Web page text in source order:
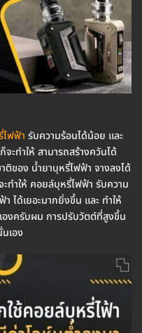
ฟฟ้า รับความร้อนได้น้อย และ
ะทำให้ สามารถสร้างควันได้
ติของ น้ำยาบุหรี่ไฟฟ้า จางลงได้
ทำให้ คอยล์บุหรี่ไฟฟ้า รับความ
ได้เยอะมากยิ่งขึ้น และ ทำให้
องครับผม การปรับวัตต์ที่สูงขึ้น
เอง